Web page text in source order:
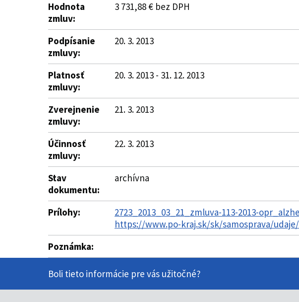
Hodnota
zmluv:
3 731,88 € bez DPH
Podpísanie
zmluvy:
20. 3. 2013
Platnosť
zmluvy:
20. 3. 2013 - 31. 12. 2013
Zverejnenie
zmluvy:
21. 3. 2013
Účinnosť
zmluvy:
22. 3. 2013
Stav
dokumentu:
archívna
Prílohy:
2723_2013_03_21_zmluva-113-2013-
https://www.po-kraj.sk/sk/samosprava/
Poznámka:
Boli tieto informácie pre vás užitočné?